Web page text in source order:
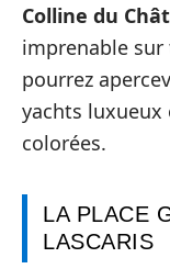
Colline du
imprenable sur
pourrez
yachts luxueux
colorées.
LA PLACE
LASCARIS